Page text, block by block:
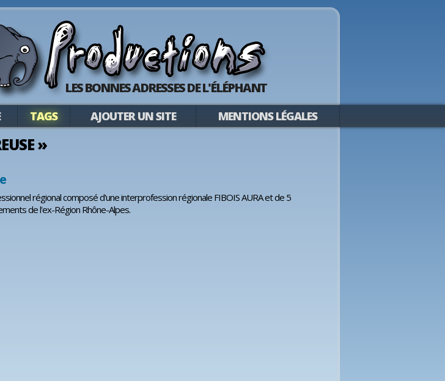
LES BONNES ADRESSES DE L'ÉLÉPHANT
TAGS AJOUTER UN SITE MENTIONS LÉGALES
»
régional composé d'une interprofession régionale FIBOIS AURA et de 5
de l'ex-Région Rhône-Alpes.